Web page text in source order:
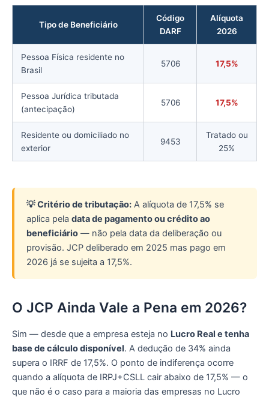
Tipo de Beneficiário
Código
DARF
Alíquota
2026
Pessoa Física residente no
Brasil
5706 17,5%
Pessoa Jurídica tributada
(antecipação)
5706 17,5%
Residente ou domiciliado no
exterior
9453
Tratado ou
25%
💡 Critério de tributação: A alíquota de 17,5% se
aplica pela data de pagamento ou crédito ao
beneficiário — não pela data da deliberação ou
provisão. JCP deliberado em 2025 mas pago em
2026 já se sujeita a 17,5%.
O JCP Ainda Vale a Pena em 2026?
Sim — desde que a empresa esteja no Lucro Real e tenha
base de cálculo disponível. A dedução de 34% ainda
supera o IRRF de 17,5%. O ponto de indiferença ocorre
quando a alíquota de IRPJ+CSLL cair abaixo de 17,5% — o
que não é o caso para a maioria das empresas no Lucro